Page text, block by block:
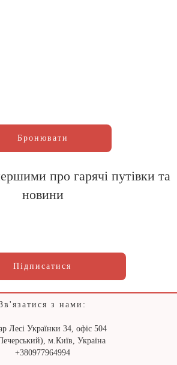
Бронювати
про гарячі путівки та
новини
Підписатися
з нами:
Лесі Українки 34, офіс 504
м.Київ, Україна
+380977964994